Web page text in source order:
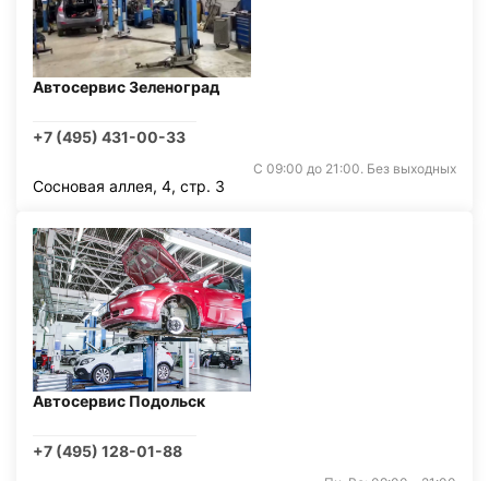
Автосервис Зеленоград
+7 (495) 431-00-33
С 09:00 до 21:00. Без выходных
Сосновая аллея, 4, стр. 3
Автосервис Подольск
+7 (495) 128-01-88